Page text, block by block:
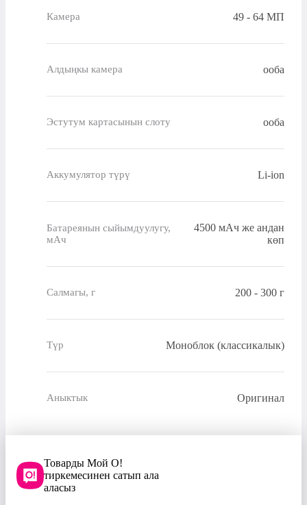
Камера 49 - 64 МП
Алдыңкы камера ооба
Эстутум картасынын слоту ооба
Аккумулятор түрү Li-ion
Батареянын сыйымдуулугу,
мАч
4500 мАч же андан
көп
Салмагы, г 200 - 300 г
Түр Моноблок (классикалык)
Аныктык Оригинал
Товарды Мой О!
тиркемесинен сатып ала
аласыз